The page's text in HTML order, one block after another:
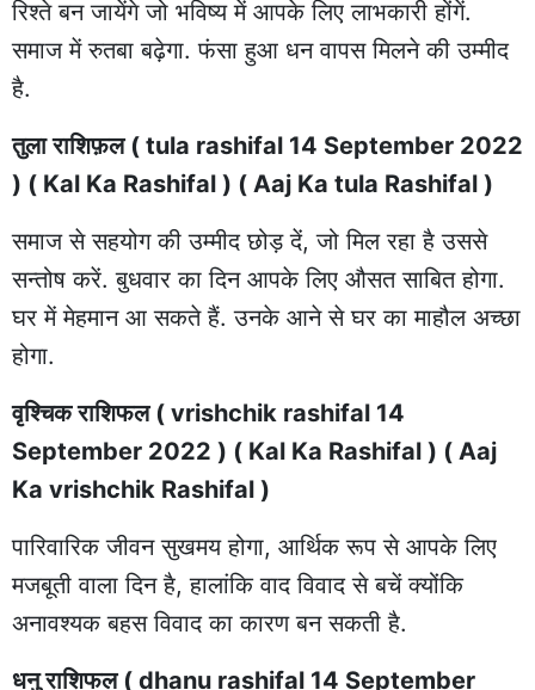
रिश्ते बन जायेंगे जो भविष्य में आपके लिए लाभकारी होंगें.
समाज में रुतबा बढ़ेगा. फंसा हुआ धन वापस मिलने की उम्मीद
है.
तुला राशिफ़ल ( tula rashifal 14 September 2022
) ( Kal Ka Rashifal ) ( Aaj Ka tula Rashifal )
समाज से सहयोग की उम्मीद छोड़ दें, जो मिल रहा है उससे
सन्तोष करें. बुधवार का दिन आपके लिए औसत साबित होगा.
घर में मेहमान आ सकते हैं. उनके आने से घर का माहौल अच्छा
होगा.
वृश्चिक राशिफल ( vrishchik rashifal 14
September 2022 ) ( Kal Ka Rashifal ) ( Aaj
Ka vrishchik Rashifal )
पारिवारिक जीवन सुखमय होगा, आर्थिक रूप से आपके लिए
मजबूती वाला दिन है, हालांकि वाद विवाद से बचें क्योंकि
अनावश्यक बहस विवाद का कारण बन सकती है.
धनु राशिफल ( dhanu rashifal 14 September